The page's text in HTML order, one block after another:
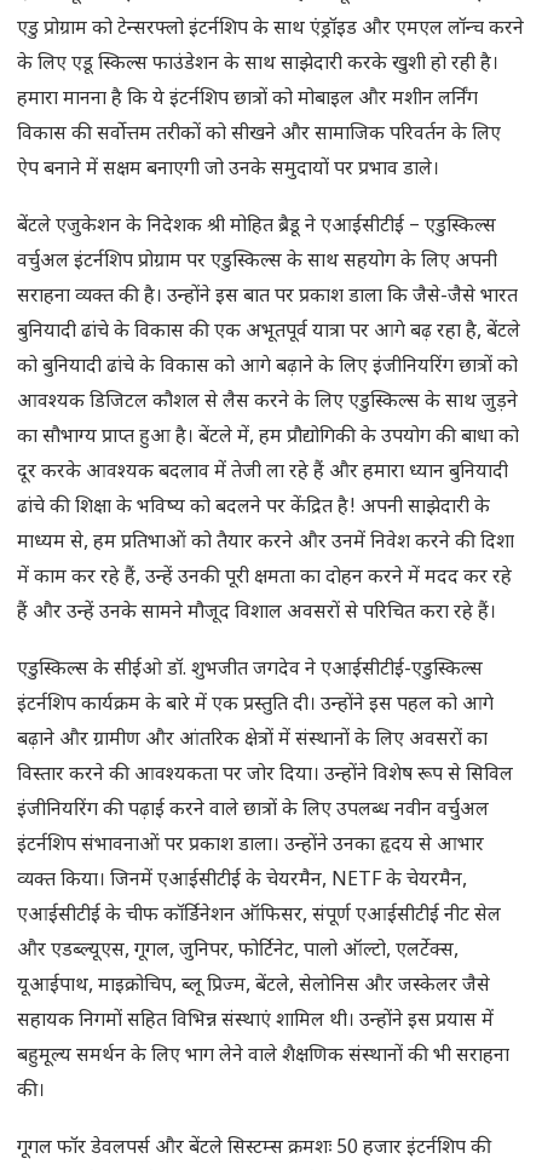
एडु प्रोग्राम को टेन्सरफ्लो इंटर्नशिप के साथ एंड्रॉइड और एमएल लॉन्च करने
के लिए एडू स्किल्स फाउंडेशन के साथ साझेदारी करके खुशी हो रही है।
हमारा मानना है कि ये इंटर्नशिप छात्रों को मोबाइल और मशीन लर्निंग
विकास की सर्वोत्तम तरीकों को सीखने और सामाजिक परिवर्तन के लिए
ऐप बनाने में सक्षम बनाएगी जो उनके समुदायों पर प्रभाव डाले।
बेंटले एजुकेशन के निदेशक श्री मोहित ब्रैडू ने एआईसीटीई – एडुस्किल्स
वर्चुअल इंटर्नशिप प्रोग्राम पर एडुस्किल्स के साथ सहयोग के लिए अपनी
सराहना व्यक्त की है। उन्होंने इस बात पर प्रकाश डाला कि जैसे-जैसे भारत
बुनियादी ढांचे के विकास की एक अभूतपूर्व यात्रा पर आगे बढ़ रहा है, बेंटले
को बुनियादी ढांचे के विकास को आगे बढ़ाने के लिए इंजीनियरिंग छात्रों को
आवश्यक डिजिटल कौशल से लैस करने के लिए एडुस्किल्स के साथ जुड़ने
का सौभाग्य प्राप्त हुआ है। बेंटले में, हम प्रौद्योगिकी के उपयोग की बाधा को
दूर करके आवश्यक बदलाव में तेजी ला रहे हैं और हमारा ध्यान बुनियादी
ढांचे की शिक्षा के भविष्य को बदलने पर केंद्रित है! अपनी साझेदारी के
माध्यम से, हम प्रतिभाओं को तैयार करने और उनमें निवेश करने की दिशा
में काम कर रहे हैं, उन्हें उनकी पूरी क्षमता का दोहन करने में मदद कर रहे
हैं और उन्हें उनके सामने मौजूद विशाल अवसरों से परिचित करा रहे हैं।
एडुस्किल्स के सीईओ डॉ. शुभजीत जगदेव ने एआईसीटीई-एडुस्किल्स
इंटर्नशिप कार्यक्रम के बारे में एक प्रस्तुति दी। उन्होंने इस पहल को आगे
बढ़ाने और ग्रामीण और आंतरिक क्षेत्रों में संस्थानों के लिए अवसरों का
विस्तार करने की आवश्यकता पर जोर दिया। उन्होंने विशेष रूप से सिविल
इंजीनियरिंग की पढ़ाई करने वाले छात्रों के लिए उपलब्ध नवीन वर्चुअल
इंटर्नशिप संभावनाओं पर प्रकाश डाला। उन्होंने उनका हृदय से आभार
व्यक्त किया। जिनमें एआईसीटीई के चेयरमैन, NETF के चेयरमैन,
एआईसीटीई के चीफ कॉर्डिनेशन ऑफिसर, संपूर्ण एआईसीटीई नीट सेल
और एडब्ल्यूएस, गूगल, जुनिपर, फोर्टिनेट, पालो ऑल्टो, एलर्टेक्स,
यूआईपाथ, माइक्रोचिप, ब्लू प्रिज्म, बेंटले, सेलोनिस और जस्केलर जैसे
सहायक निगमों सहित विभिन्न संस्थाएं शामिल थी। उन्होंने इस प्रयास में
बहुमूल्य समर्थन के लिए भाग लेने वाले शैक्षणिक संस्थानों की भी सराहना
की।
गूगल फॉर डेवलपर्स और बेंटले सिस्टम्स क्रमशः 50 हजार इंटर्नशिप की